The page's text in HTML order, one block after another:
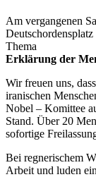
Am vergangenen
Erklärung der
Wir freuen uns,
iranischen
Nobel – Komittee
Stand. Über 20
sofortige
Bei regnerischem
Arbeit und luden